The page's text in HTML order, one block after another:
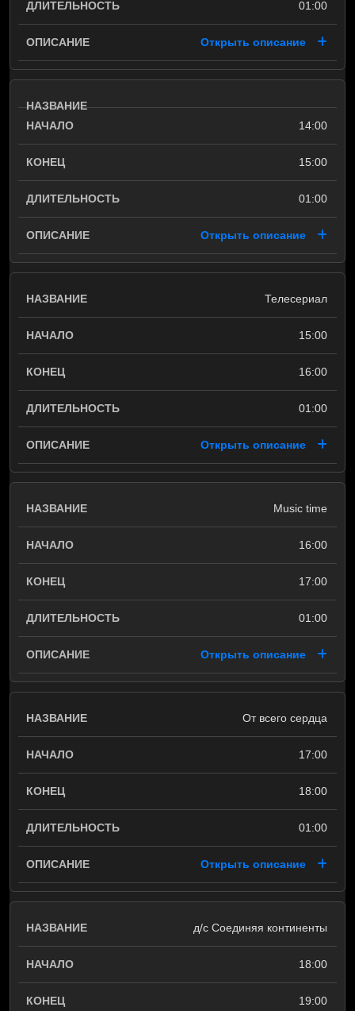
01:00
Открыть описание
14:00
15:00
01:00
Открыть описание
Телесериал
15:00
16:00
01:00
Открыть описание
Music time
16:00
17:00
01:00
Открыть описание
От всего сердца
17:00
18:00
01:00
Открыть описание
д/с Соединяя континенты
18:00
19:00